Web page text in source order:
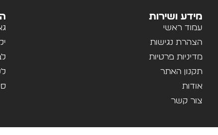
מידע ושירות
עמוד ראשי
הצהרת נגישות
מדיניות פרטיות
תקנון האתר
אודות
צור קשר